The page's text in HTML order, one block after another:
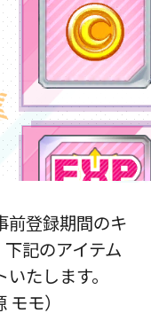
前登録期間のキ
記のアイテム
たします。
モ）